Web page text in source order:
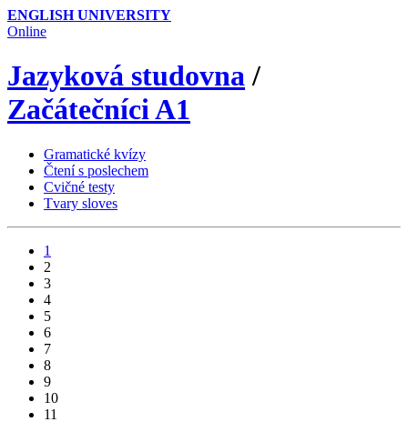
ENGLISH UNIVERSITY
Online
Jazyková studovna/
Začátečníci A1
Gramatické kvízy
Čtení s poslechem
Cvičné testy
Tvary sloves
1
2
3
4
5
6
7
8
9
10
11